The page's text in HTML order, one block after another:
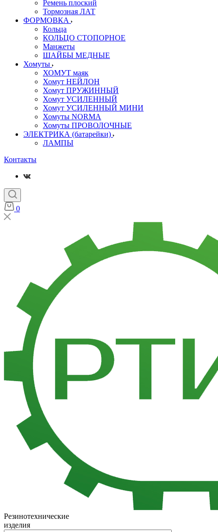
Ремень плоский
Тормозная ЛАТ
ФОРМОВКА
Кольца
КОЛЬЦО СТОПОРНОЕ
Манжеты
ШАЙБЫ МЕДНЫЕ
Хомуты
ХОМУТ маяк
Хомут НЕЙЛОН
Хомут ПРУЖИННЫЙ
Хомут УСИЛЕННЫЙ
Хомут УСИЛЕННЫЙ МИНИ
Хомуты NORMA
Хомуты ПРОВОЛОЧНЫЕ
ЭЛЕКТРИКА (батарейки)
ЛАМПЫ
Контакты
0
Резинотехнические
изделия